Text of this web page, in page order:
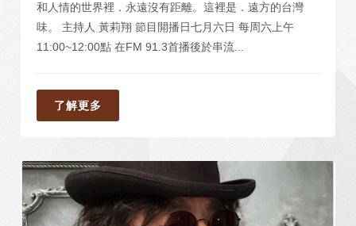
和人情的世界裡．永遠沒有距離。這裡是．遠方的台灣
味。 主持人 黃莉翔 節目開播日七月六日 每周六上午
11:00~12:00點 在FM 91.3首播後於串流...
了解更多